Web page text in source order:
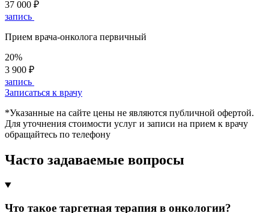
37 000 ₽
запись
Прием врача-онколога первичный
20%
3 900 ₽
запись
Записаться к врачу
*Указанные на сайте цены не являются публичной офертой.
Для уточнения стоимости услуг и записи на прием к врачу
обращайтесь по телефону
Часто задаваемые вопросы
Что такое таргетная терапия в онкологии?